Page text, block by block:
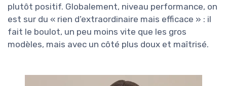
plutôt positif. Globalement, niveau performance, on
est sur du « rien d’extraordinaire mais efficace » : il
fait le boulot, un peu moins vite que les gros
modèles, mais avec un côté plus doux et maîtrisé.